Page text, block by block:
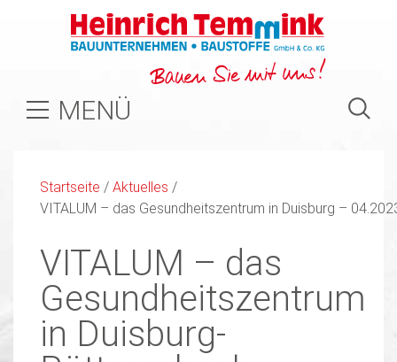
MENÜ
Startseite / Aktuelles /
VITALUM – das Gesundheitszentrum in Duisburg –
VITALUM – das
Gesundheitszentrum
in Duisburg-